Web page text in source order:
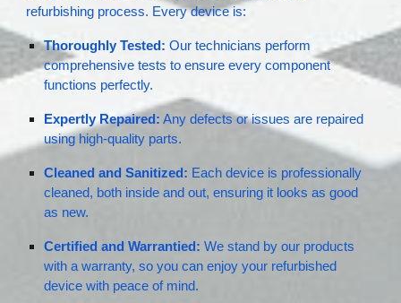
refurbishing process. Every device is:
Thoroughly Tested: Our technicians perform
comprehensive tests to ensure every component
functions perfectly.
Expertly Repaired: Any defects or issues are repaired
using high-quality parts.
Cleaned and Sanitized: Each device is professionally
cleaned, both inside and out, ensuring it looks as good
as new.
Certified and Warrantied: We stand by our products
with a warranty, so you can enjoy your refurbished
device with peace of mind.